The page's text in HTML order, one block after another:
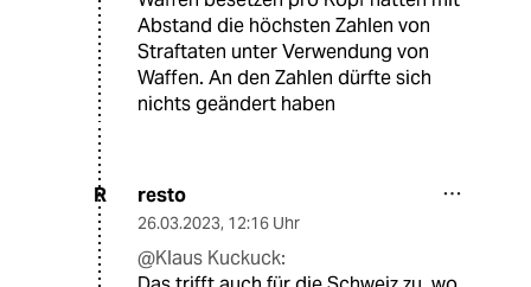
Abstand die höchsten Zahlen von
Straftaten unter Verwendung von
Waffen. An den Zahlen dürfte sich
nichts geändert haben
R resto
26.03.2023, 12:16 Uhr
@Klaus Kuckuck: